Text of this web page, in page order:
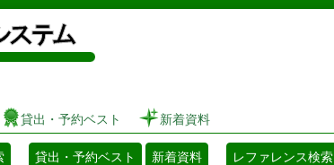
図書館 蔵書検索・予約システム
貸出・予約ベスト 新着資料
貸出・予約ベスト 新着資料 レファレンス検索